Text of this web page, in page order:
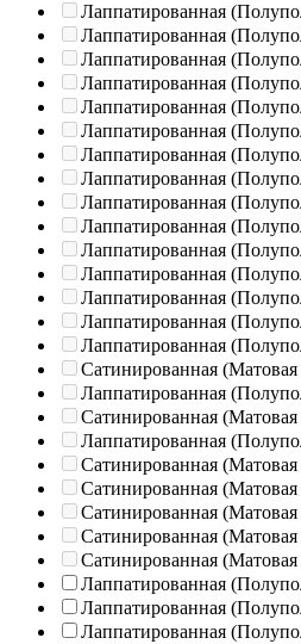
Лаппатированная
Лаппатированная
Лаппатированная
Лаппатированная
Лаппатированная
Лаппатированная
Лаппатированная
Лаппатированная
Лаппатированная
Лаппатированная
Лаппатированная
Лаппатированная
Лаппатированная
Лаппатированная
Лаппатированная
Сатинированная
Лаппатированная
Сатинированная
Лаппатированная
Сатинированная
Сатинированная
Сатинированная
Сатинированная
Сатинированная
Лаппатированная
Лаппатированная
Лаппатированная